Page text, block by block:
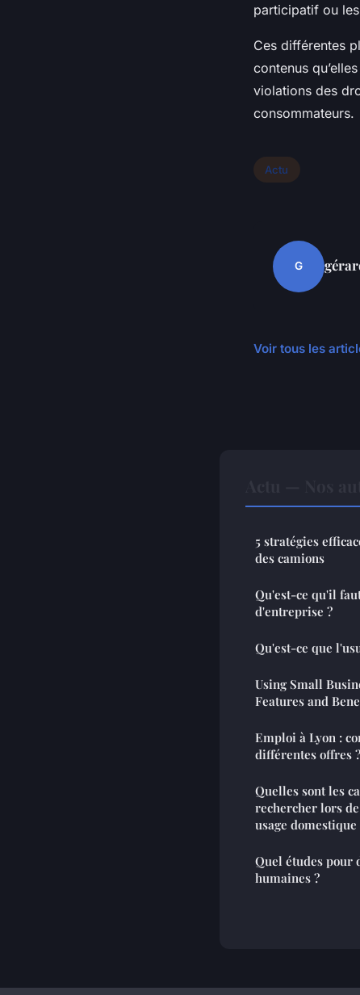
participatif ou
Ces différentes
contenus
violations des
consommateurs.
Actu
G
Voir tous les
5 stratégies
des camions
Qu'est-ce qu'il
d'entreprise ?
Qu'est-ce que
Using Small
Features and
Emploi à Lyon :
différentes offres ?
Quelles sont les
rechercher lors
usage domestique
Quel études pour
humaines ?